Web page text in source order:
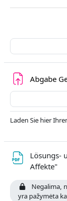
Abgabe
Laden Sie hier
Lösungs-
Affekte"
Negalima,
yra pažymėta